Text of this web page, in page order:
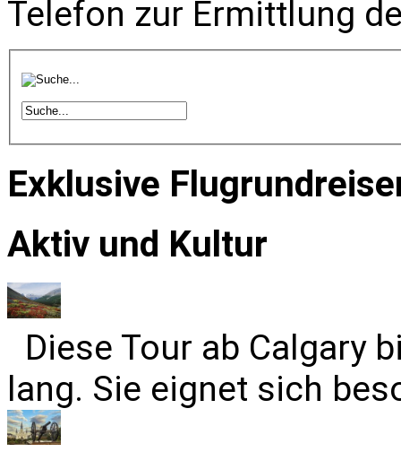
Telefon zur Ermittlung
Exklusive
Aktiv und Kultur
Diese Tour ab Calgary
lang. Sie eignet sich